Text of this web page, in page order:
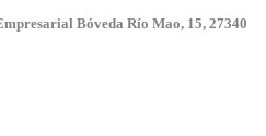
Bóveda Río Mao, 15, 27340